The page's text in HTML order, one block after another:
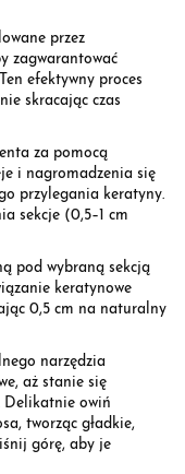
przez
zagwarantować
efektywny proces
skracając czas
za pomocą
i nagromadzenia się
przylegania keratyny.
sekcje (0,5–1 cm
pod wybraną sekcją
keratynowe
0,5 cm na naturalny
narzędzia
aż stanie się
Delikatnie owiń
tworząc gładkie,
górę, aby je